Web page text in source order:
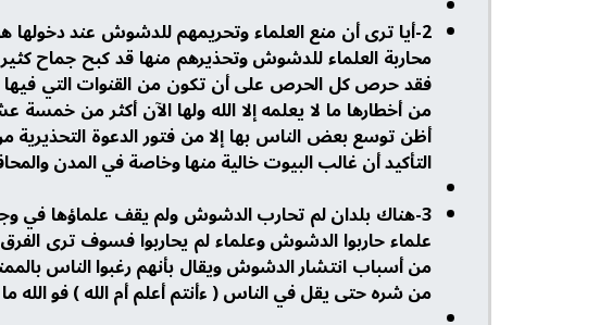
2-أيا ترى أن منع العلماء وتحريمهم للدشوش عند
محاربة العلماء للدشوش وتحذيرهم منها قد كبح جماح
فقد حرص كل الحرص على أن تكون من القنوات التي فيها
من أخطارها ما لا يعلمه إلا الله ولها الآن أكثر من
أظن توسع بعض الناس بها إلا من فتور الدعوة التحذيرية
التأكيد أن غالب البيوت خالية منها وخاصة في المدن
3-هناك بلدان لم تحارب الدشوش ولم يقف علماؤها في
علماء حاربوا الدشوش وعلماء لم يحاربوا فسوف ترى
من أسباب انتشار الدشوش ويقال بأنهم رغبوا الناس
من شره حتى يقل في الناس ( ءأنتم أعلم أم الله ) فو الله